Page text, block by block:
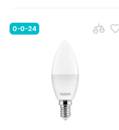
0-0-24